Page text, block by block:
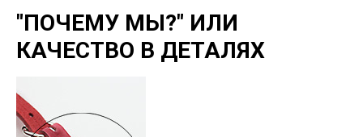
"ПОЧЕМУ МЫ?" ИЛИ
КАЧЕСТВО В ДЕТАЛЯХ